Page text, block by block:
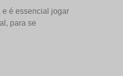
e é essencial jogar
para se